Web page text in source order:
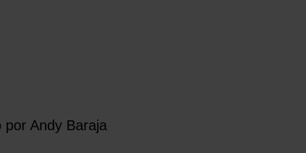
Andy Baraja